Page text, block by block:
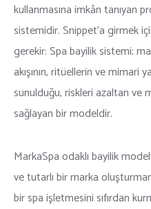
Yurt Dışı Şubeler
kullanmasına imkân tanıyan
sistemidir. Snippet’a girmek
gerekir: Spa bayilik sistemi;
akışının, ritüellerin ve mimari
sunulduğu, riskleri azaltan ve
sağlayan bir modeldir.
MarkaSpa odaklı bayilik
ve tutarlı bir marka
bir spa işletmesini sıfırdan